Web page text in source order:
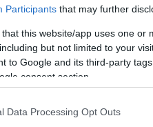
Participants that may further
that this website/app uses one
but not limited to your
to Google and its third-party
consent section.
Data Processing Opt Outs
trópusi halak
gerincteleneket, ezzel
halak olyan
így nem is
az élőhelyük fizikai
rontja a víz minőségét
felmelegedés miatt egyre